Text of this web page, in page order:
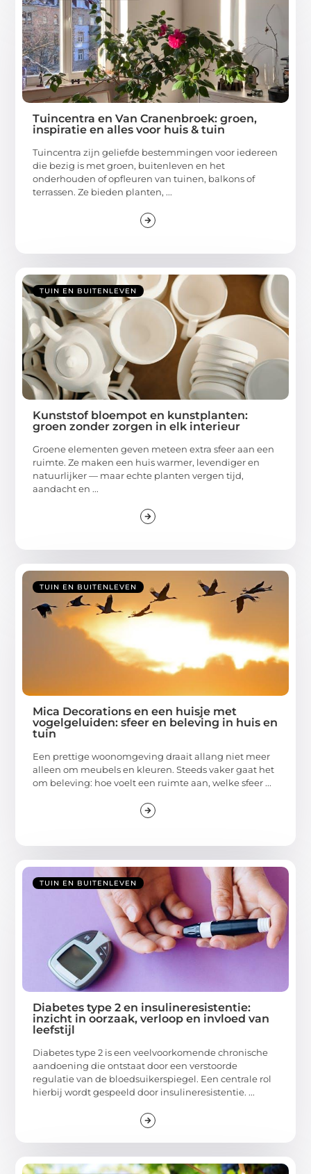
Tuincentra en Van Cranenbroek: groen,
inspiratie en alles voor huis & tuin
Tuincentra zijn geliefde bestemmingen voor iedereen
die bezig is met groen, buitenleven en het
onderhouden of opfleuren van tuinen, balkons of
terrassen. Ze bieden planten, ...
TUIN EN BUITENLEVEN
Kunststof bloempot en kunstplanten:
groen zonder zorgen in elk interieur
Groene elementen geven meteen extra sfeer aan een
ruimte. Ze maken een huis warmer, levendiger en
natuurlijker — maar echte planten vergen tijd,
aandacht en ...
TUIN EN BUITENLEVEN
Mica Decorations en een huisje met
vogelgeluiden: sfeer en beleving in huis en
tuin
Een prettige woonomgeving draait allang niet meer
alleen om meubels en kleuren. Steeds vaker gaat het
om beleving: hoe voelt een ruimte aan, welke sfeer ...
TUIN EN BUITENLEVEN
Diabetes type 2 en insulineresistentie:
inzicht in oorzaak, verloop en invloed van
leefstijl
Diabetes type 2 is een veelvoorkomende chronische
aandoening die ontstaat door een verstoorde
regulatie van de bloedsuikerspiegel. Een centrale rol
hierbij wordt gespeeld door insulineresistentie. ...